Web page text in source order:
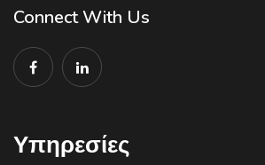
Connect With Us
Υπηρεσίες